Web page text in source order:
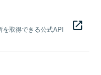
を取得できる公式API